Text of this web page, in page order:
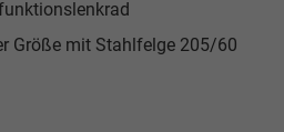
Größe mit Stahlfelge 205/60